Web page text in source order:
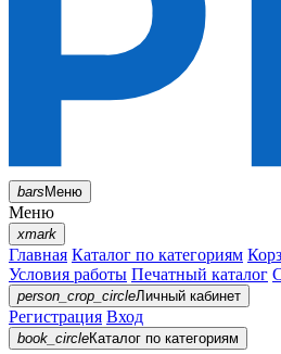
barsМеню
Меню
xmark
Главная Каталог по категориям
Условия работы Печатный каталог
person_crop_circleЛичный кабинет
Регистрация Вход
book_circleКаталог по категориям